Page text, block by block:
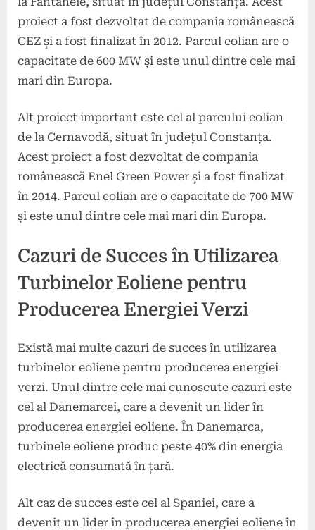
proiect a fost dezvoltat de compania românească
CEZ și a fost finalizat în 2012. Parcul eolian are o
capacitate de 600 MW și este unul dintre cele mai
mari din Europa.
Alt proiect important este cel al parcului eolian
de la Cernavodă, situat în județul Constanța.
Acest proiect a fost dezvoltat de compania
românească Enel Green Power și a fost finalizat
în 2014. Parcul eolian are o capacitate de 700 MW
și este unul dintre cele mai mari din Europa.
Cazuri de Succes în Utilizarea
Turbinelor Eoliene pentru
Producerea Energiei Verzi
Există mai multe cazuri de succes în utilizarea
turbinelor eoliene pentru producerea energiei
verzi. Unul dintre cele mai cunoscute cazuri este
cel al Danemarcei, care a devenit un lider în
producerea energiei eoliene. În Danemarca,
turbinele eoliene produc peste 40% din energia
electrică consumată în țară.
Alt caz de succes este cel al Spaniei, care a
devenit un lider în producerea energiei eoliene în